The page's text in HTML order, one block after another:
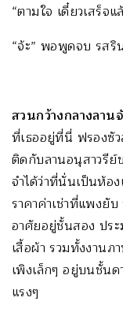
“ตามใจ เดี๋ยวเสร็จ
“จ้ะ” พอพูดจบ รสริ
สวนกว้างกลางลา
ที่เธออยู่ที่นี่ ฟรองซัว
ติดกับลานอนุสาวรีย์
จำได้ว่าที่นั่นเป็นห้อ
ราคาค่าเช่าที่แพงยั
อาศัยอยู่ชั้นสอง ปร
เสื้อผ้า รวมทั้งงานภ
เพิงเล็กๆ อยู่บนชั้น
แรงๆ